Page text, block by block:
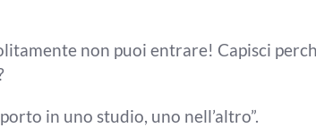
non puoi entrare! Capisci
in uno studio, uno nell’altro”.